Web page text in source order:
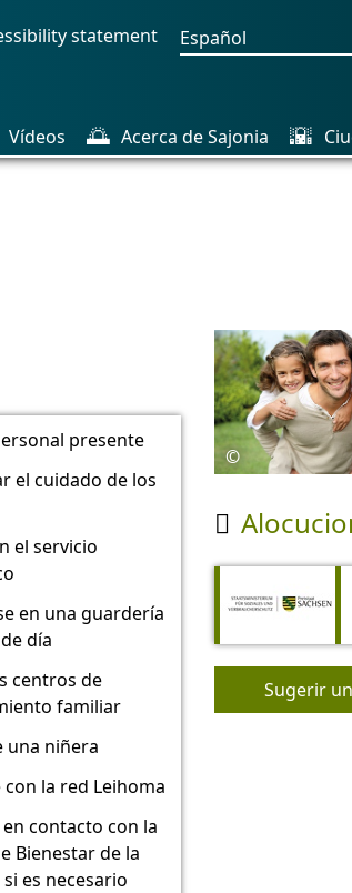
statement Español
Vídeos 🌅 Acerca de Sajonia 🌇
presente
el cuidado de los
el servicio
en una guardería
día
centros de
familiar
una niñera
con la red Leihoma
contacto con la
Bienestar de la
es necesario
©

Sugerir